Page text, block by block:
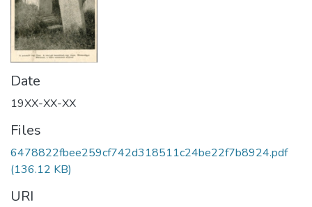
Date
19XX-XX-XX
Files
6478822fbee259cf742d318511c24be22f7b8924.pdf
(136.12 KB)
URI